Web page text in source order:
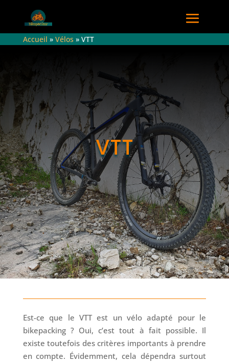
Accueil » Vélos» VTT
VTT
Est-ce que le VTT est un vélo adapté pour le
bikepacking ? Oui, c’est tout à fait possible. Il
existe toutefois des critères importants à prendre
en compte. Évidemment, cela dépendra surtout